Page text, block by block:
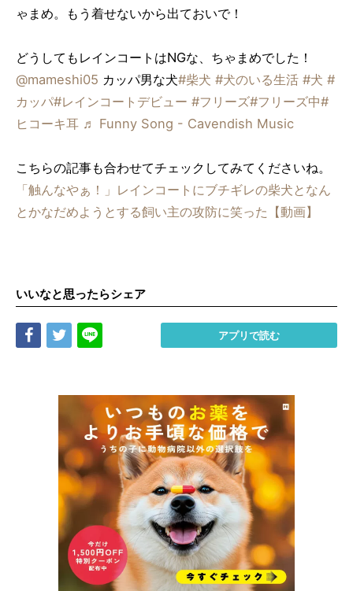
ゃまめ。もう着せないから出ておいで！
どうしてもレインコートはNGな、ちゃまめでした！
@mameshi05 カッパ男な犬#柴犬 #犬のいる生活 #犬 #
カッパ#レインコートデビュー #フリーズ#フリーズ中#
ヒコーキ耳 ♬ Funny Song - Cavendish Music
こちらの記事も合わせてチェックしてみてくださいね。
「触んなやぁ！」レインコートにブチギレの柴犬となん
とかなだめようとする飼い主の攻防に笑った【動画】
いいなと思ったらシェア
Share Tweet アプリで読む